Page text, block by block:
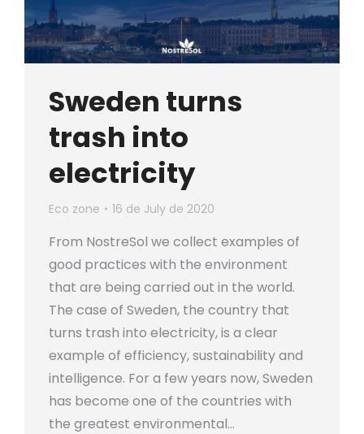
Sweden turns
trash into
electricity
Eco zone 16 de July de 2020
From NostreSol we collect examples of
good practices with the environment
that are being carried out in the world.
The case of Sweden, the country that
turns trash into electricity, is a clear
example of efficiency, sustainability and
intelligence. For a few years now, Sweden
has become one of the countries with
the greatest environmental…